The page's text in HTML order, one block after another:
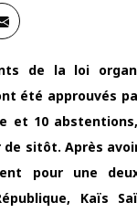
de la loi
été approuvés
et 10
de sitôt. Après
pour une
Kaïs